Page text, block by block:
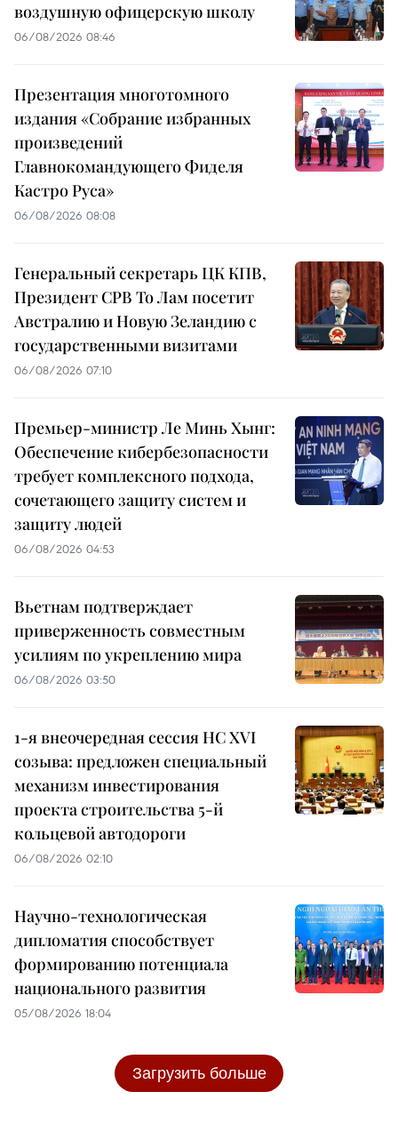
воздушную офицерскую школу
06/08/2026 08:46
Презентация многотомного
издания «Собрание избранных
произведений
Главнокомандующего Фиделя
Кастро Руса»
06/08/2026 08:08
Генеральный секретарь ЦК КПВ,
Президент СРВ То Лам посетит
Австралию и Новую Зеландию с
государственными визитами
06/08/2026 07:10
Премьер-министр Ле Минь Хынг:
Обеспечение кибербезопасности
требует комплексного подхода,
сочетающего защиту систем и
защиту людей
06/08/2026 04:53
Вьетнам подтверждает
приверженность совместным
усилиям по укреплению мира
06/08/2026 03:50
1-я внеочередная сессия НС XVI
созыва: предложен специальный
механизм инвестирования
проекта строительства 5-й
кольцевой автодороги
06/08/2026 02:10
Научно-технологическая
дипломатия способствует
формированию потенциала
национального развития
05/08/2026 18:04
Загрузить больше